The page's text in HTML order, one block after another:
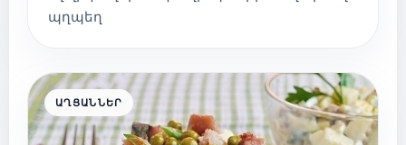
պղպեղ
ԱՂՑԱՆՆԵՐ